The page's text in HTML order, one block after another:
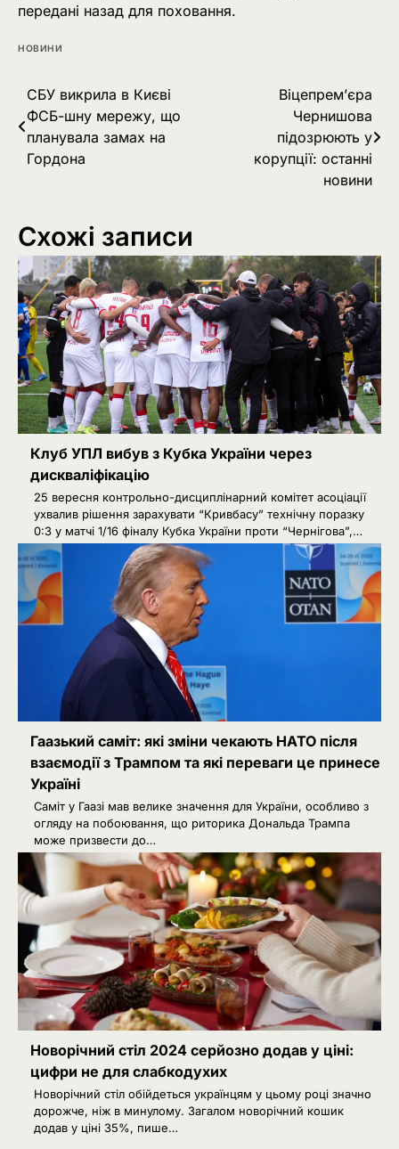
передані назад для поховання.
НОВИНИ
Навігація
записів
СБУ викрила в Києві
ФСБ-шну мережу, що
планувала замах на
Гордона
Віцепрем’єра
Чернишова
підозрюють у
корупції: останні
новини
Схожі записи
Клуб УПЛ вибув з Кубка України через
дискваліфікацію
25 вересня контрольно-дисциплінарний комітет асоціації
ухвалив рішення зарахувати “Кривбасу” технічну поразку
0:3 у матчі 1/16 фіналу Кубка України проти “Чернігова”,…
Гаазький саміт: які зміни чекають НАТО після
взаємодії з Трампом та які переваги це принесе
Україні
Саміт у Гаазі мав велике значення для України, особливо з
огляду на побоювання, що риторика Дональда Трампа
може призвести до…
Новорічний стіл 2024 серйозно додав у ціні:
цифри не для слабкодухих
Новорічний стіл обійдеться українцям у цьому році значно
дорожче, ніж в минулому. Загалом новорічний кошик
додав у ціні 35%, пише…
Зеленський звільнив ще сімох
керівників дипломатичних місій
Ivanov Ponomarenko
3
Затримання українця на кордоні
Польщі: МЗС України вимагає
консульського доступу
Ivanov Ponomarenko
4
Російський удар знищив книжкові
склади у Харкові: мільйони
видань охопив вогонь
Ivanov Ponomarenko
5
Зеленський заявив про можливу
допомогу ОАЕ в Чорному морі
Ivanov Ponomarenko
Іран заявив про скасований удар